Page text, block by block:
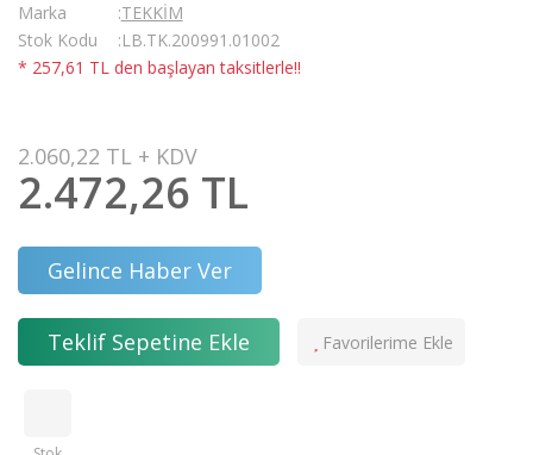
Marka
TEKKİM
Stok Kodu
LB.TK.200991.01002
* 257,61 TL den başlayan taksitlerle!!
2.060,22 TL + KDV
2.472,26 TL
Gelince Haber Ver
Teklif Sepetine Ekle